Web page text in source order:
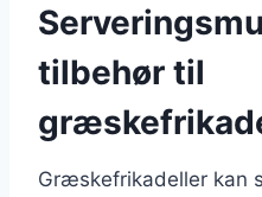
tilbehør til
Græskefrikadeller kan